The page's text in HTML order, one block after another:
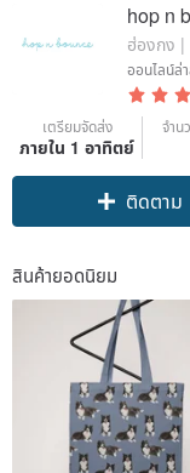
hop n
ฮ่องกง |
ออนไลน์ล่
เตรียมจัดส่ง
ภายใน 1 อาทิตย์
จำน
Claim
ติดตาม
สินค้ายอดนิยม